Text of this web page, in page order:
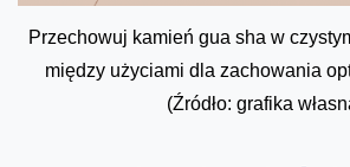
Przechowuj kamień gua sha w
między użyciami dla zachowania
(Źródło: grafika